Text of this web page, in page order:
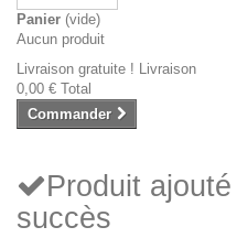
Panier (vide)
Aucun produit
Livraison gratuite ! Livraison
0,00 € Total
Commander
Produit
succès